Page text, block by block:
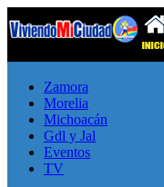
Zamora
Morelia
Michoacán
Gdl y Jal
Eventos
TV